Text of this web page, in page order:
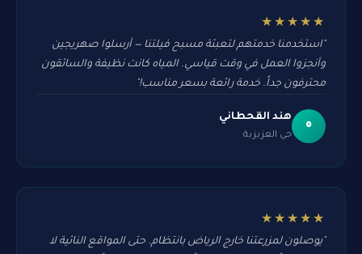
★★★★★
"استخدمنا خدمتهم لتعبئة مسبح فيلتنا — أرسلوا صهريجين
وأنجزوا العمل في وقت قياسي. المياه كانت نظيفة والسائقون
محترفون جداً. خدمة رائعة بسعر مناسب!"
ه
هند القحطاني
حي العزيزية
★★★★★
"يوصلون لمزرعتنا خارج الرياض بانتظام. حتى المواقع النائية لا